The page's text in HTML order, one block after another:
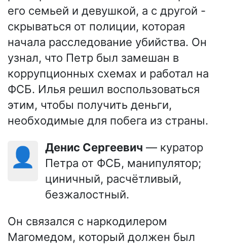
его семьей и девушкой, а с другой -
скрываться от полиции, которая
начала расследование убийства. Он
узнал, что Петр был замешан в
коррупционных схемах и работал на
ФСБ. Илья решил воспользоваться
этим, чтобы получить деньги,
необходимые для побега из страны.
👤 Денис Сергеевич — куратор
Петра от ФСБ, манипулятор;
циничный, расчётливый,
безжалостный.
Он связался с наркодилером
Магомедом, который должен был